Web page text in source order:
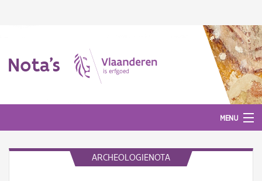
Nota's
MENU
ARCHEOLOGIENOTA